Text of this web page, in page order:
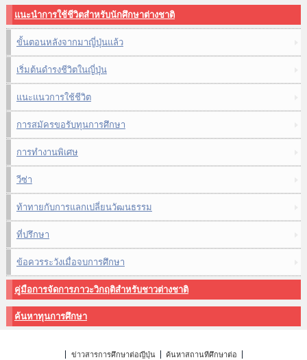
แนะนำการใช้ชีวิตสำหรับนักศึกษาต่างชาติ
ขั้นตอนหลังจากมาญี่ปุ่นแล้ว
เริ่มต้นดำรงชีวิตในญี่ปุ่น
แนะแนวการใช้ชีวิต
การสมัครขอรับทุนการศึกษา
การทำงานพิเศษ
วีซ่า
ท้าทายกับการแลกเปลี่ยนวัฒนธรรม
ที่ปรึกษา
ข้อควรระวังเมื่อจบการศึกษา
คู่มือการจัดการภาวะวิกฤติสำหรับชาวต่างชาติ
ค้นหาทุนการศึกษา
ข่าวสารการศึกษาต่อญี่ปุ่น
ค้นหาสถานที่ศึกษาต่อ